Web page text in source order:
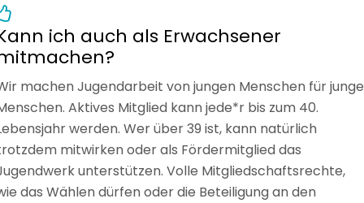
ich auch als Erwachsener
machen Jugendarbeit von jungen Menschen für junge
Aktives Mitglied kann jede*r bis zum 40.
werden. Wer über 39 ist, kann natürlich
mitwirken oder als Fördermitglied das
unterstützen. Volle Mitgliedschaftsrechte,
das Wählen dürfen oder die Beteiligung an den